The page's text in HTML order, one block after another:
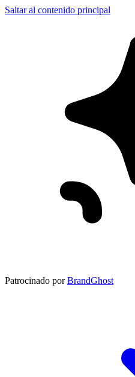
Saltar al contenido principal
Patrocinado por BrandGhost